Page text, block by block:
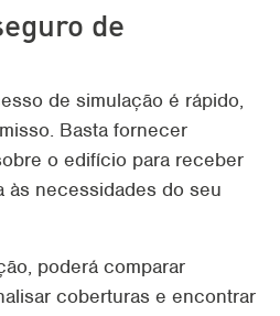
de
de simulação é rápido,
Basta fornecer
o edifício para receber
às necessidades do seu
poderá comparar
coberturas e encontrar